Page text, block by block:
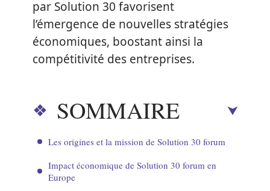
par Solution 30 favorisent
l’émergence de nouvelles stratégies
économiques, boostant ainsi la
compétitivité des entreprises.
SOMMAIRE
Les origines et la mission de Solution 30 forum
Impact économique de Solution 30 forum en
Europe